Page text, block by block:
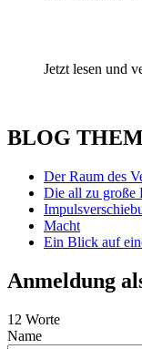
Jetzt lesen und
BLOG
Der Raum des
Die all zu große
Macht
Ein Blick auf
Anmeldung
12 Worte
Name